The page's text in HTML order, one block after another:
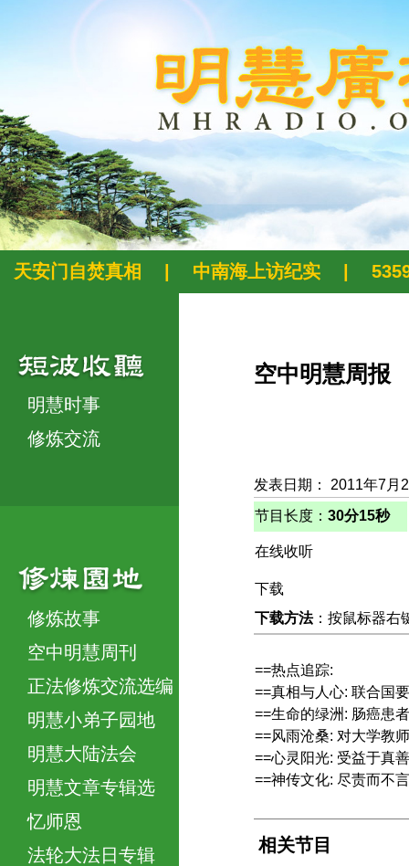
天安门自焚真相 中南海上访纪实
明慧时事
修炼交流
修炼故事
空中明慧周刊
正法修炼交流选编
明慧小弟子园地
明慧大陆法会
明慧文章专辑选
忆师恩
法轮大法日专辑
空中明慧周报
发表日期： 2011年7月
节目长度： 30分15秒
在线收听
下载
下载方法：按鼠标器右
==热点追踪:
==真相与人心: 联合国
==生命的绿洲: 肠癌患
==风雨沧桑: 对大学教
==心灵阳光: 受益于真
==神传文化: 尽责而不
相关节目